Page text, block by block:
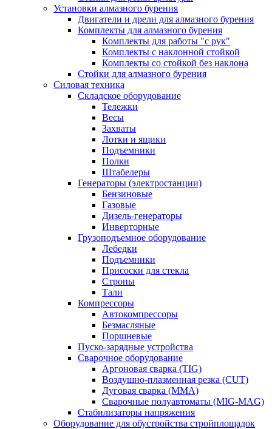
Установки алмазного бурения
Двигатели и дрели для алмазного бурения
Комплекты для алмазного бурения
Комплекты для работы "с рук"
Комплекты с наклонной стойкой
Комплекты со стойкой без наклона
Стойки для алмазного бурения
Силовая техника
Складское оборудование
Тележки
Весы
Захваты
Лотки и ящики
Подъемники
Полки
Штабелеры
Генераторы (электростанции)
Бензиновые
Газовые
Дизель-генераторы
Инверторные
Грузоподъемное оборудование
Лебедки
Подъемники
Присоски для стекла
Стропы
Тали
Компрессоры
Автокомпрессоры
Безмасляные
Поршневые
Пуско-зарядные устройства
Сварочное оборудование
Аргоновая сварка (TIG)
Воздушно-плазменная резка (CUT)
Дуговая сварка (ММА)
Сварочные полуавтоматы (MIG-MAG)
Стабилизаторы напряжения
Оборудование для обустройства стройплощадок